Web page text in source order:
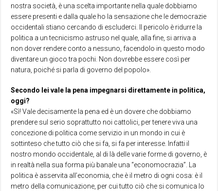
nostra società, è una scelta importante nella quale dobbiamo
essere presenti e dalla quale ho la sensazione che le democrazie
occidentali stiano cercando di escluderci. Il pericolo è ridurre la
politica a un tecnicismo astruso nel quale, alla fine, si arriva a
non dover rendere conto a nessuno, facendolo in questo modo
diventare un gioco tra pochi. Non dovrebbe essere così per
natura, poiché si parla di governo del popolo».
Secondo lei vale la pena impegnarsi direttamente in politica,
oggi?
«Sì! Vale decisamente la pena ed è un dovere che dobbiamo
prendere sul serio soprattutto noi cattolici, per tenere viva una
concezione di politica come servizio in un mondo in cui è
sottinteso che tutto ciò che si fa, si fa per interesse. Infatti il
nostro mondo occidentale, al di là delle varie forme di governo, è
in realtà nella sua forma più banale una “economocrazia”. La
politica è asservita all’economia, che è il metro di ogni cosa: è il
metro della comunicazione, per cui tutto ciò che si comunica lo